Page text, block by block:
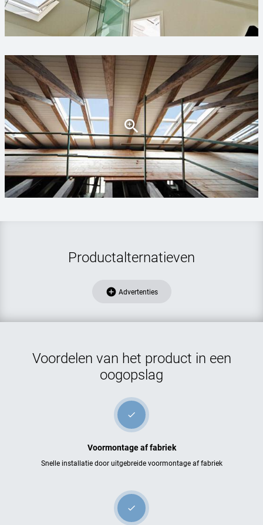
Productalternatieven
add_circle Advertenties
Voordelen van het product in een
oogopslag
check
Voormontage af fabriek
Snelle installatie door uitgebreide voormontage af fabriek
check